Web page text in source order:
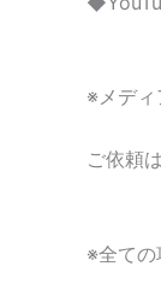
※メデ
ご依頼
※全ての